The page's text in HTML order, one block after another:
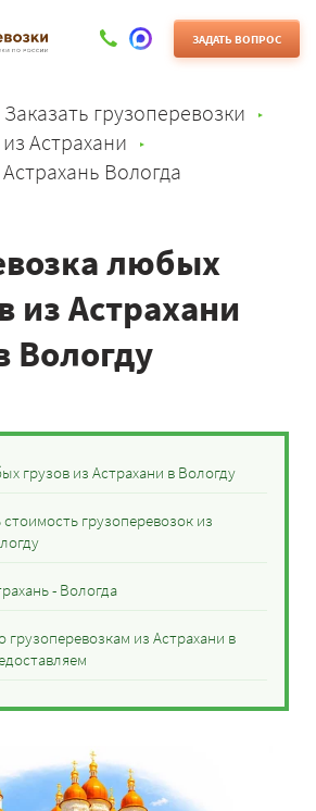
ЗАДАТЬ ВОПРОС
Заказать грузоперевозки
Астрахани
Вологда
любых
из Астрахани
Вологду
грузов из Астрахани в Вологду
стоимость грузоперевозок из
- Вологда
грузоперевозкам из Астрахани в